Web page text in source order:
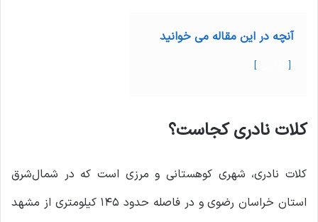
آنچه در این مقاله می خوانید
کلات نادری کجاست؟
کلات نادری، شهری کوهستانی و مرزی است که در شمال‌شرق
استان خراسان رضوی و در فاصله حدود ۱۴۵ کیلومتری از مشهد